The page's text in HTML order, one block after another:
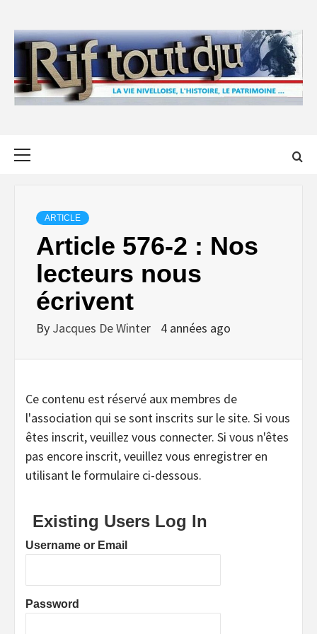
content
ARTICLE
Article 576-2 : Nos
lecteurs nous
écrivent
By Jacques De Winter 4 années ago
Ce contenu est réservé aux membres de
l'association qui se sont inscrits sur le site. Si vous
êtes inscrit, veuillez vous connecter. Si vous n'êtes
pas encore inscrit, veuillez vous enregistrer en
utilisant le formulaire ci-dessous.
Existing Users Log In
Username or Email
Password